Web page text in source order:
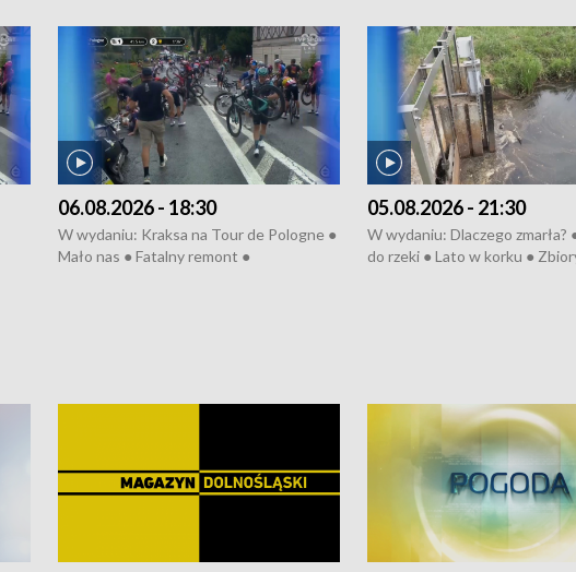
06.08.2026 - 18:30
W wydaniu: Kraksa na Tour de Pologne ●
Mało nas ● Fatalny remont ●
05.08.2026 - 21:30
W wydaniu: Dlaczego zmarła?
do rzeki ● Lato w korku ●